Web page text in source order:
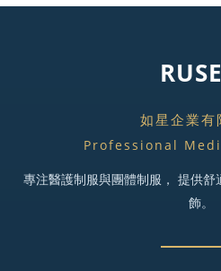
如星企業有
Professional
專注醫護制服與團體制服， 提供
飾。